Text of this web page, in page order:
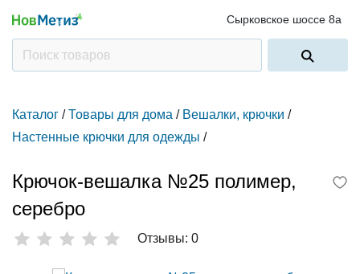
Сырковское шоссе 8а
Каталог / Товары для дома / Вешалки, крючки /
Настенные крючки для одежды /
Крючок-вешалка №25 полимер,
серебро
Отзывы: 0